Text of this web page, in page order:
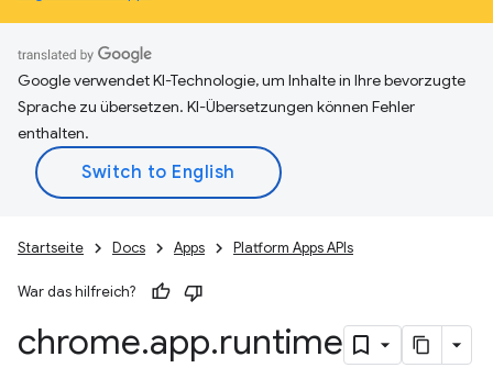
Google verwendet KI-Technologie, um Inhalte in Ihre bevorzugte
Sprache zu übersetzen. KI-Übersetzungen können Fehler
enthalten.
Startseite Docs Apps Platform Apps APIs
War das hilfreich?
chrome.app.runtime